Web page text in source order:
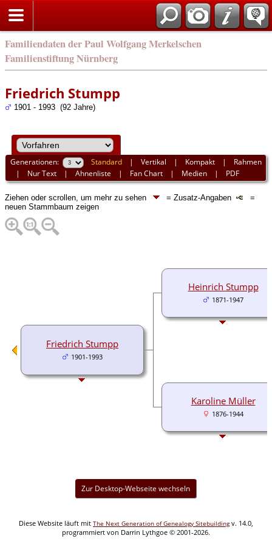
Familiendaten der Paul Wolfgang Merkelschen
Familienstiftung Nürnberg
Friedrich Stumpp
1901 - 1993 (92 Jahre)
Generationen: Standard |Vertikal | Kompakt | Rahmen
| Nur Text |Ahnenliste | Fan Chart | Medien | PDF
Ziehen oder scrollen, um mehr zu sehen = Zusatz-Angaben
=
neuen Stammbaum zeigen
Friedrich Stumpp
1901-1993
Heinrich Stumpp
1871-1947
Karoline Müller
1876-1944
Zur Desktop-Webseite wechseln
Diese Website läuft mit The Next Generation of Genealogy Sitebuildingv. 14.0,
programmiert von Darrin Lythgoe © 2001-2026.